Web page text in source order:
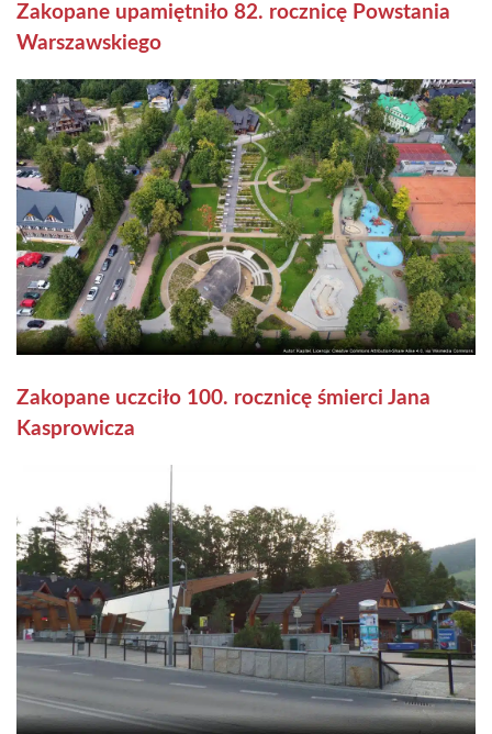
Zakopane upamiętniło 82. rocznicę Powstania
Warszawskiego
Zakopane uczciło 100. rocznicę śmierci Jana
Kasprowicza